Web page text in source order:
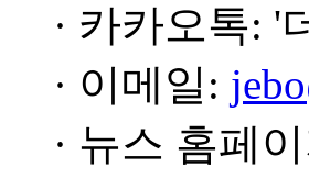
· 카카오톡: '
· 이메일:
· 뉴스 홈페